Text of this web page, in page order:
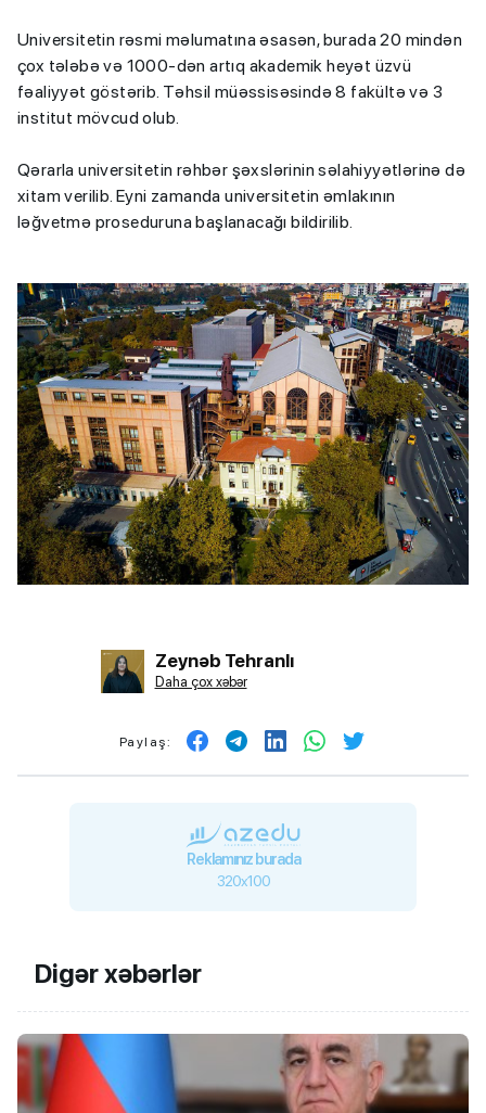
Universitetin rəsmi məlumatına əsasən, burada 20 mindən
çox tələbə və 1000-dən artıq akademik heyət üzvü
fəaliyyət göstərib. Təhsil müəssisəsində 8 fakültə və 3
institut mövcud olub.
Qərarla universitetin rəhbər şəxslərinin səlahiyyətlərinə də
xitam verilib. Eyni zamanda universitetin əmlakının
ləğvetmə proseduruna başlanacağı bildirilib.
Zeynəb Tehranlı
Daha çox xəbər
Paylaş:
Reklamınız burada
320x100
Digər xəbərlər